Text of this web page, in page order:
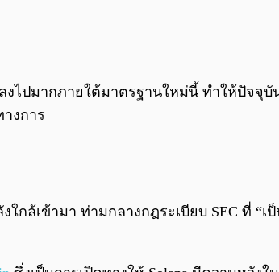
ปมากภายใต้มาตรฐานใหม่นี้ ทำให้ปัจจุบัน
งการ
กล้เข้ามา ท่ามกลางกฎระเบียบ SEC ที่ “